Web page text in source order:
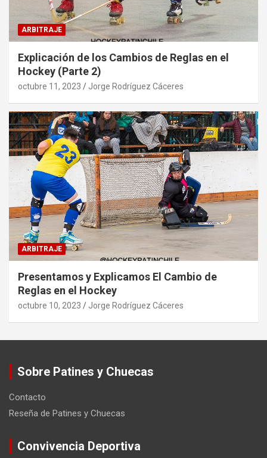
ARBITRAJE
Explicación de los Cambios de Reglas en el
Hockey (Parte 2)
octubre 11, 2023 Jorge Rodríguez Cáceres
ARBITRAJE
Presentamos y Explicamos El Cambio de
Reglas en el Hockey
octubre 10, 2023 Jorge Rodríguez Cáceres
Sobre Patines y Chuecas
Contacto
Reseña de Patines y Chuecas
Convivencia Deportiva